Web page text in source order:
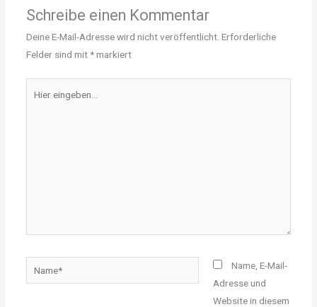
Schreibe einen Kommentar
Deine E-Mail-Adresse wird nicht veröffentlicht. Erforderliche
Felder sind mit*markiert
eingeben…
Name, E-Mail-
Adresse und
Website in diesem